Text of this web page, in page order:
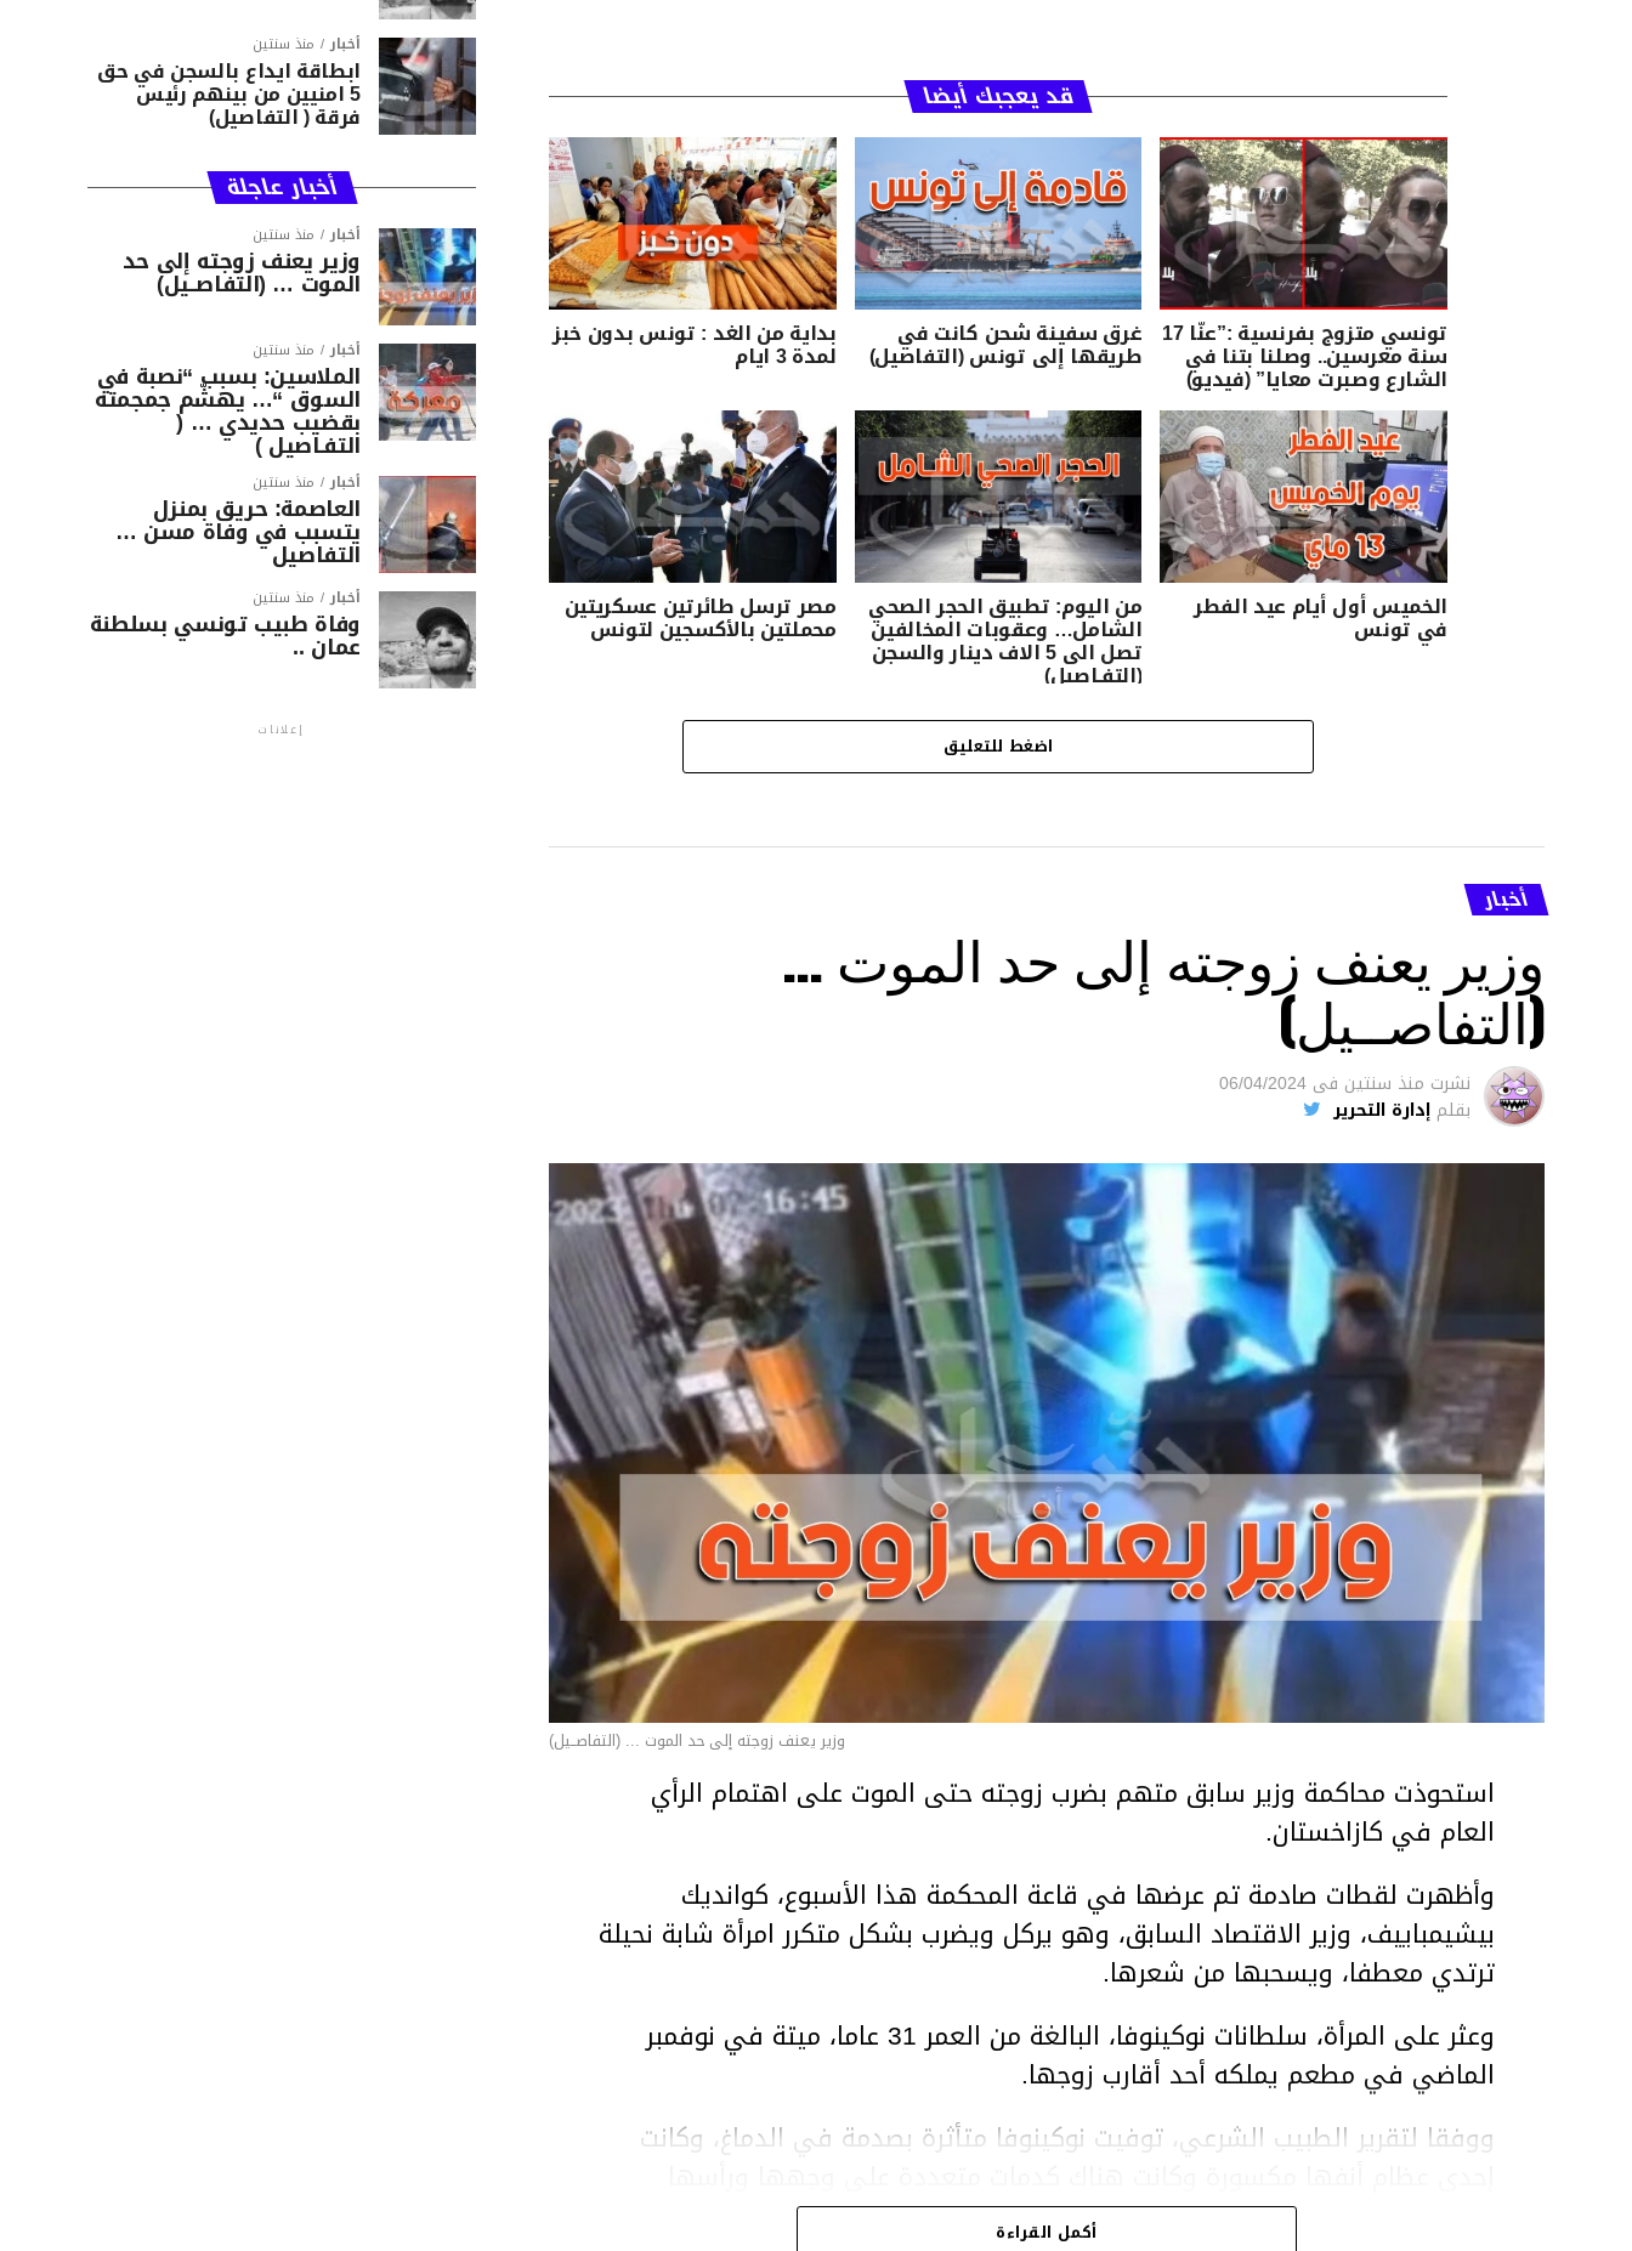
قد يعجبك أيضا
تونسي متزوج بفرنسية :”عنّا 17
سنة معرسين.. وصلنا بتنا في
الشارع وصبرت معايا” (فيديو)
غرق سفينة شحن كانت في
طريقها إلى تونس (التفاصيل)
بداية من الغد : تونس بدون خبز
لمدة 3 ايام
الخميس أول أيام عيد الفطر
في تونس
من اليوم: تطبيق الحجر الصحي
الشامل… وعقوبات المخالفين
تصل الى 5 الاف دينار والسجن
(التفـاصيل)
مصر ترسل طائرتين عسكريتين
محملتين بالأكسجين لتونس
اضغط للتعليق
أخبار
وزير يعنف زوجته إلى حد الموت …
(التفاصــيل)
نشرت منذ سنتين فى 06/04/2024
بقلم إدارة التحرير
وزير يعنف زوجته إلى حد الموت ... (التفاصــيل)
استحوذت محاكمة وزير سابق متهم بضرب زوجته حتى الموت على اهتمام الرأي
العام في كازاخستان.
وأظهرت لقطات صادمة تم عرضها في قاعة المحكمة هذا الأسبوع، كوانديك
بيشيمباييف، وزير الاقتصاد السابق، وهو يركل ويضرب بشكل متكرر امرأة شابة نحيلة
ترتدي معطفا، ويسحبها من شعرها.
وعثر على المرأة، سلطانات نوكينوفا، البالغة من العمر 31 عاما، ميتة في نوفمبر
الماضي في مطعم يملكه أحد أقارب زوجها.
ووفقا لتقرير الطبيب الشرعي، توفيت نوكينوفا متأثرة بصدمة في الدماغ، وكانت
أكمل القراءة
أخبار منذ سنتين
ابطاقة ايداع بالسجن في حق
5 امنيين من بينهم رئيس
فرقة ( التفاصيل)
أخبار عاجلة
أخبار منذ سنتين
وزير يعنف زوجته إلى حد
الموت … (التفاصــيل)
أخبار منذ سنتين
الملاسين: بسبب “نصبة في
السوق “… يهشّم جمجمته
بقضيب حديدي … (
التفـاصيل )
أخبار منذ سنتين
العاصمة: حريق بمنزل
يتسبب في وفاة مسن …
التفاصيل
أخبار منذ سنتين
وفاة طبيب تونسي بسلطنة
عمان ..
إعلانات